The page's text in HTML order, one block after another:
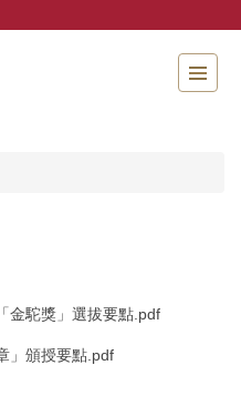
金駝獎」選拔要點.pdf
」頒授要點.pdf